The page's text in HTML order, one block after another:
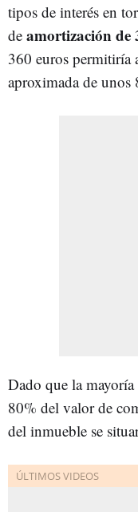
tipos de interés en
de amortización de
360 euros permitiría
aproximada de unos
Dado que la mayoría
80% del valor de
del inmueble se